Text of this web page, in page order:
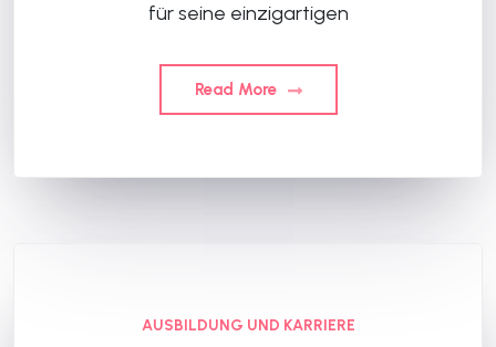
für seine einzigartigen
Read More
AUSBILDUNG UND KARRIERE